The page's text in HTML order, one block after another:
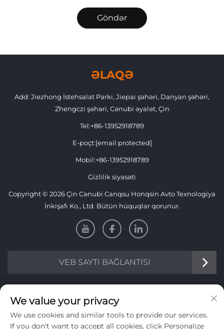
Göndər
ƏLAQƏ
Add: Jiezhong İstehsalat Parkı, Jiepai şəhəri, Danyan şəhəri,
Zhengczi şəhəri, Cənubi əyalət, Çin
Tel:+86-13952918789
E-poçt:[email protected]
Mobil:+86-13952918789
Gizlilik siyasəti
Copyright © 2026 Çin Cənubi Canqsu Honqsin Avto Texnologiya
İnkişafı Ko., Ltd. Bütün hüquqlar qorunur.
VEB SAYTI BAĞLANTISI
Məlumat
Həftəlik bülletenimizi almaq üçün qeydiyyat olun
We value your privacy
We use cookies and similar tools to provide our services.
If you don't want to accept all cookies, click Personalize